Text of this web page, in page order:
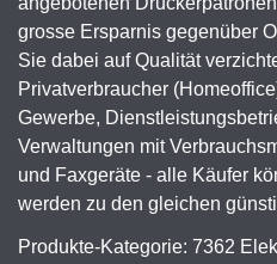
grosse Ersparnis gegenüber
Sie dabei auf Qualität
Privatverbraucher
Gewerbe,
Verwaltungen mit
und Faxgeräte - alle Käufer
werden zu den gleichen
Produkte-Kategorie: 7362